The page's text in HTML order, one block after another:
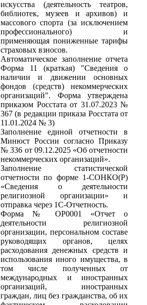
искусства (деятельность театров,
библиотек, музеев и архивов) и
массового спорта (за исключением
профессионального) и
применяющая пониженные тарифы
страховых взносов.
Автоматическое заполнение отчета
Форма 11 (краткая) "Сведения о
наличии и движении основных
фондов (средств) некоммерческих
организаций". Форма утверждена
приказом Росстата от 31.07.2023 №
367 (в редакции приказа Росстата от
11.01.2024 № 3)
Заполнение единой отчетности в
Минюст России согласно Приказу
№ 336 от 09.12.2025 «Об отчетности
некоммерческих организаций».
Заполнение статистической
отчетности по форме 1-СОНКО(Р)
«Сведения о деятельности
религиозной организации» и
отправка через 1С-Отчетность.
Форма № ОР0001 «Отчет о
деятельности религиозной
организации, персональном составе
руководящих органов, целях
расходования денежных средств и
использования иного имущества, в
том числе полученных от
международных и иностранных
организаций, иностранных
граждан, лиц без гражданства, об их